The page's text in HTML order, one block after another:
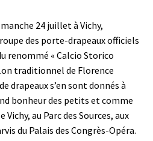
24 juillet à Vichy,
des porte-drapeaux officiels
renommé « Calcio Storico
traditionnel de Florence
drapeaux s’en sont donnés à
bonheur des petits et comme
Vichy, au Parc des Sources, aux
du Palais des Congrès-Opéra.